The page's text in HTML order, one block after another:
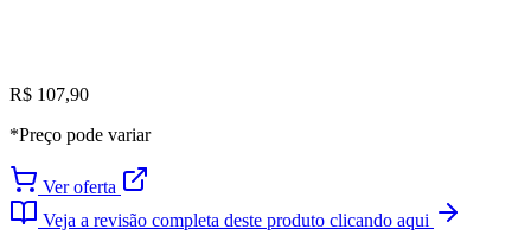
R$ 107,90
*Preço pode variar
Ver oferta
Veja a revisão completa deste produto clicando aqui